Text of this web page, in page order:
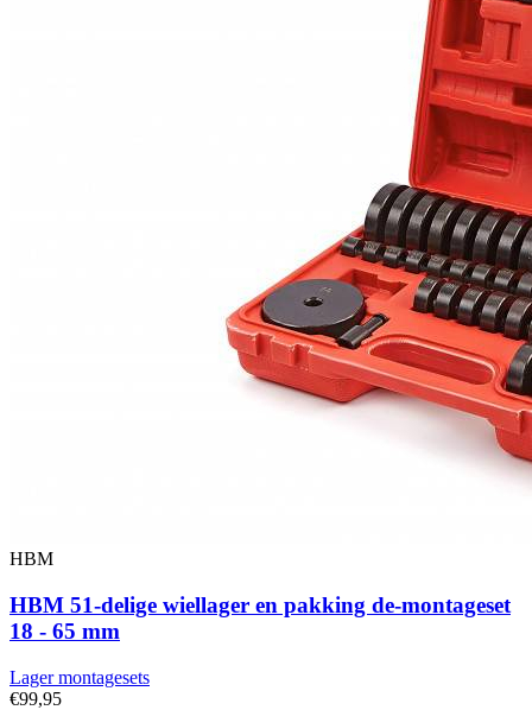
HBM
HBM 51-delige wiellager en pakking de-montageset
18 - 65 mm
Lager montagesets
€99,95